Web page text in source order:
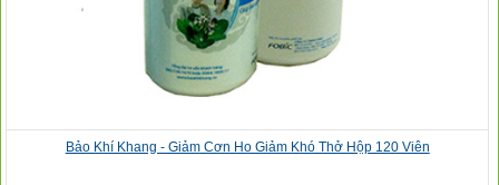
Bảo Khí Khang - Giảm Cơn Ho Giảm Khó Thở Hộp 120 Viên